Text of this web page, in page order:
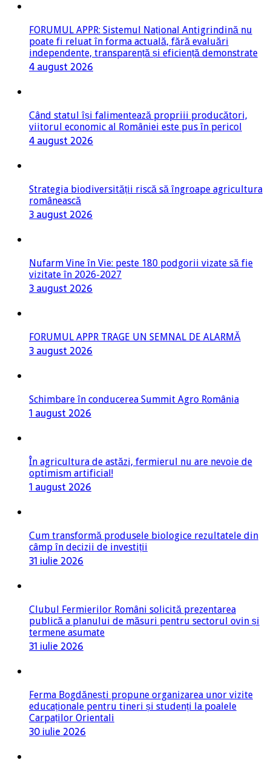
FORUMUL APPR: Sistemul Național Antigrindină nu
poate fi reluat în forma actuală, fără evaluări
independente, transparență și eficiență demonstrate
4 august 2026
Când statul își falimentează propriii producători,
viitorul economic al României este pus în pericol
4 august 2026
Strategia biodiversității riscă să îngroape agricultura
românească
3 august 2026
Nufarm Vine în Vie: peste 180 podgorii vizate să fie
vizitate în 2026-2027
3 august 2026
FORUMUL APPR TRAGE UN SEMNAL DE ALARMĂ
3 august 2026
Schimbare în conducerea Summit Agro România
1 august 2026
În agricultura de astăzi, fermierul nu are nevoie de
optimism artificial!
1 august 2026
Cum transformă produsele biologice rezultatele din
câmp în decizii de investiții
31 iulie 2026
Clubul Fermierilor Români solicită prezentarea
publică a planului de măsuri pentru sectorul ovin și
termene asumate
31 iulie 2026
Ferma Bogdănești propune organizarea unor vizite
educaționale pentru tineri și studenți la poalele
Carpaților Orientali
30 iulie 2026